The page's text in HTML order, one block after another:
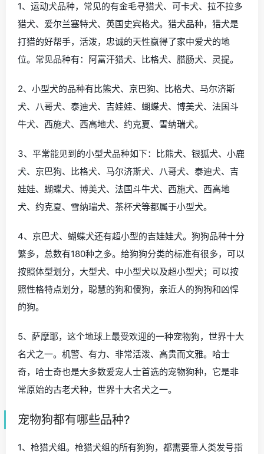
1、运动犬品种，常见的有金毛寻猎犬、可卡犬、拉不拉多
猎犬、爱尔兰塞特犬、英国史宾格犬。猎犬品种，猎犬是
打猎的好帮手，活泼，忠诚的天性赢得了家中爱犬的地
位。常见品种有：阿富汗猎犬、比格犬、腊肠犬、灵提。
2、小型犬的品种有比熊犬、京巴狗、比格犬、马尔济斯
犬、八哥犬、泰迪犬、吉娃娃、蝴蝶犬、博美犬、法国斗
牛犬、西施犬、西高地犬、约克夏、雪纳瑞犬。
3、平常能见到的小型犬品种如下：比熊犬、银狐犬、小鹿
犬、京巴狗、比格犬、马尔济斯犬、八哥犬、泰迪犬、吉
娃娃、蝴蝶犬、博美犬、法国斗牛犬、西施犬、西高地
犬、约克夏、雪纳瑞犬、茶杯犬等都属于小型犬。
4、京巴犬、蝴蝶犬还有超小型的吉娃娃犬。狗狗品种十分
繁多，总数有180种之多。给狗狗分类的标准有很多，可以
按照体型划分，大型犬、中小型犬以及超小型犬；可以按
照性格特点划分，聪慧的狗和傻狗，亲近人的狗狗和凶悍
的狗。
5、萨摩耶，这个地球上最受欢迎的一种宠物狗，世界十大
名犬之一。机警、有力、非常活泼、高贵而文雅。哈士
奇，哈士奇也是大多数爱宠人士首选的宠物狗种，它是非
常原始的古老犬种，世界十大名犬之一。
宠物狗都有哪些品种?
1、枪猎犬组。枪猎犬组的所有狗狗，都需要靠人类发号指